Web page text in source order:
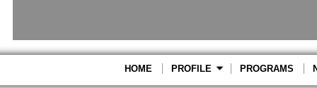
PROGRAMS
PROFILE
HOME